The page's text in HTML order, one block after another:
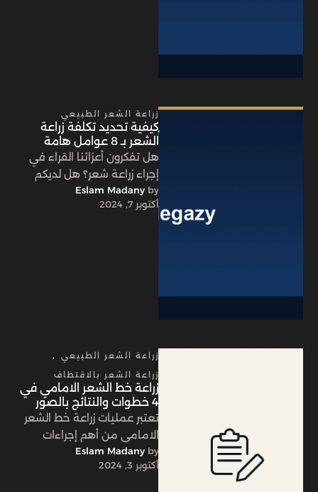
زراعة الشعر الطبيعي
كيفية تحديد تكلفة زراعة
الشعر بـ 8 عوامل هامة
هل تفكرون أعزائنا القراء في
إجراء زراعة شعر؟ هل لديكم
تساؤلات حول كيفية تحديد
تكلفة زراعة الشعر؟ وما …
by
Eslam Madany
أكتوبر 7, 2024
زراعة الشعر الطبيعي
,
زراعة الشعر بالاقتطاف
زراعة خط الشعر الامامي في
4 خطوات والنتائج بالصور
تعتبر عمليات زراعة خط الشعر
الامامي من أهم إجراءات
مجال زراعة الشعر عموماً ومن
أكثرها انتشاراً وشيوعاً، ولكن …
by
Eslam Madany
أكتوبر 3, 2024